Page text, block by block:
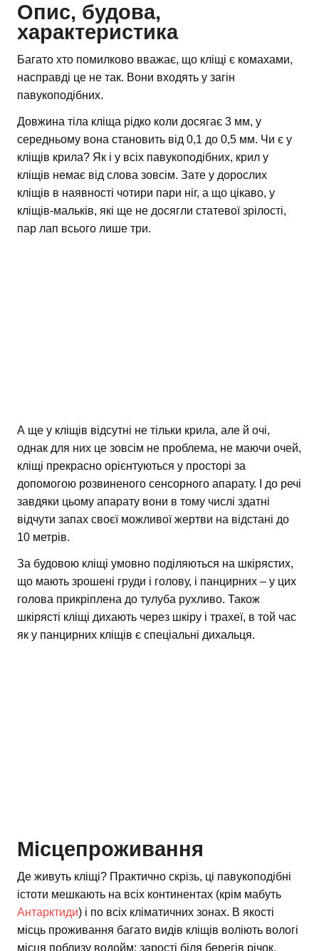
Опис, будова,
характеристика
Багато хто помилково вважає, що кліщі є комахами,
насправді це не так. Вони входять у загін
павукоподібних.
Довжина тіла кліща рідко коли досягає 3 мм, у
середньому вона становить від 0,1 до 0,5 мм. Чи є у
кліщів крила? Як і у всіх павукоподібних, крил у
кліщів немає від слова зовсім. Зате у дорослих
кліщів в наявності чотири пари ніг, а що цікаво, у
кліщів-мальків, які ще не досягли статевої зрілості,
пар лап всього лише три.
А ще у кліщів відсутні не тільки крила, але й очі,
однак для них це зовсім не проблема, не маючи очей,
кліщі прекрасно орієнтуються у просторі за
допомогою розвиненого сенсорного апарату. І до речі
завдяки цьому апарату вони в тому числі здатні
відчути запах своєї можливої жертви на відстані до
10 метрів.
За будовою кліщі умовно поділяються на шкірястих,
що мають зрошені груди і голову, і панцирних – у цих
голова прикріплена до тулуба рухливо. Також
шкірясті кліщі дихають через шкіру і трахеї, в той час
як у панцирних кліщів є спеціальні дихальця.
Місцепроживання
Де живуть кліщі? Практично скрізь, ці павукоподібні
істоти мешкають на всіх континентах (крім мабуть
Антарктиди) і по всіх кліматичних зонах. В якості
місць проживання багато видів кліщів воліють вологі
місця поблизу водойм: зарості біля берегів річок,